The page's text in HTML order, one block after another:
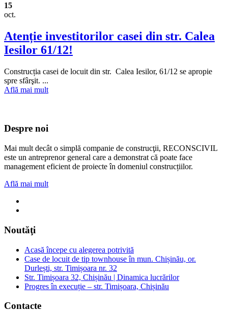
15
oct.
Atenție investitorilor casei din str. Calea
Iesilor 61/12!
Construcția casei de locuit din str. Calea Iesilor, 61/12 se apropie
spre sfârşit. ...
Află mai mult
Despre noi
Mai mult decât o simplă companie de construcţii, RECONSCIVIL
este un antreprenor general care a demonstrat că poate face
management eficient de proiecte în domeniul construcțiilor.
Află mai mult
Noutăţi
Acasă începe cu alegerea potrivită
Case de locuit de tip townhouse în mun. Chișinău, or.
Durlești, str. Timișoara nr. 32
Str. Timișoara 32, Chișinău | Dinamica lucrărilor
Progres în execuție – str. Timișoara, Chișinău
Contacte